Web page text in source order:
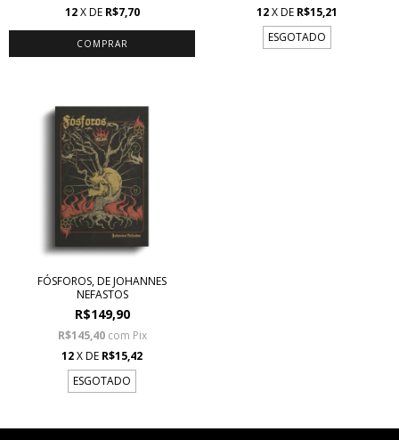
12 X DE R$7,70
12X DE R$15,21
ESGOTADO
FÓSFOROS, DE JOHANNES
NEFASTOS
R$149,90
R$145,40 com Pix
12X DE R$15,42
ESGOTADO